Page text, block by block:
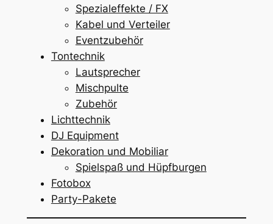
Spezialeffekte / FX
Kabel und Verteiler
Eventzubehör
Tontechnik
Lautsprecher
Mischpulte
Zubehör
Lichttechnik
DJ Equipment
Dekoration und Mobiliar
Spielspaß und Hüpfburgen
Fotobox
Party-Pakete